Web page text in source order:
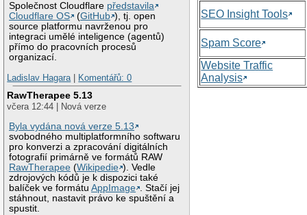
Společnost Cloudflare představila
Cloudflare OS
(GitHub ), tj. open
source platformu navrženou pro
integraci umělé inteligence (agentů)
přímo do pracovních procesů
organizací.
Ladislav Hagara
Komentářů: 0
RawTherapee 5.13
včera 12:44 | Nová verze
Byla vydána nová verze 5.13
svobodného multiplatformního softwaru
pro konverzi a zpracování digitálních
fotografií primárně ve formátů RAW
RawTherapee (Wikipedie ). Vedle
zdrojových kódů je k dispozici také
balíček ve formátuAppImage . Stačí jej
stáhnout, nastavit právo ke spuštění a
spustit.
SEO Insight Tools
Spam Score
Website Traffic
Analysis